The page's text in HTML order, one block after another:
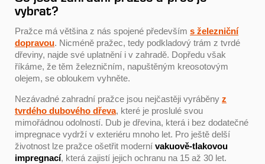
vybrat?
Pražce má většina z nás spojené především s železniční
dopravou. Nicméně pražec, tedy podkladový trám z tvrdé
dřeviny, najde své uplatnění i v zahradě. Dopředu však
říkáme, že těm železničním, napuštěným kreosotovým
olejem, se obloukem vyhněte.
Nezávadné zahradní pražce jsou nejčastěji vyráběny z
tvrdého dubového dřeva, které je proslulé svou
mimořádnou odolností. Dub je dřevina, která i bez dodatečné
impregnace vydrží v exteriéru mnoho let. Pro ještě delší
životnost lze pražce ošetřit moderní vakuově-tlakovou
impregnací, která zajistí jejich ochranu na 15 až 30 let.